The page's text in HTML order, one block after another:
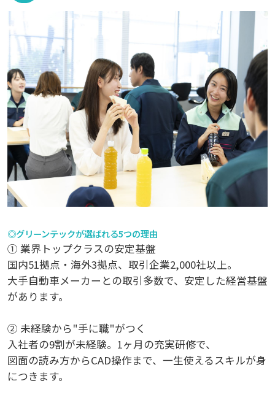
◎グリーンテックが選ばれる5つの理由
① 業界トップクラスの安定基盤
国内51拠点・海外3拠点、取引企業2,000社以上。
大手自動車メーカーとの取引多数で、安定した経営基盤
があります。
② 未経験から"手に職"がつく
入社者の9割が未経験。1ヶ月の充実研修で、
図面の読み方からCAD操作まで、一生使えるスキルが身
につきます。